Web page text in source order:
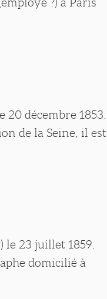
décembre 1853.
de la Seine, il est
le 23 juillet 1859.
domicilié à